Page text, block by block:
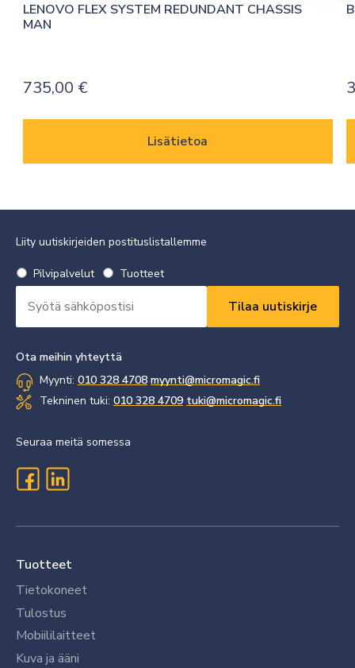
LENOVO FLEX SYSTEM REDUNDANT CHASSIS
MAN
735,00 €
Lisätietoa
Liity uutiskirjeiden postituslistallemme
Valitse
uutiskirje
*
Vaaditaan
Pilvipalvelut Tuotteet
*
Vaaditaan
Ota meihin yhteyttä
Myynti: 010 328 4708 myynti@micromagic.fi
Tekninen tuki: 010 328 4709 tuki@micromagic.fi
Seuraa meitä somessa
Tuotteet
Tietokoneet
Tulostus
Mobiililaitteet
Kuva ja ääni